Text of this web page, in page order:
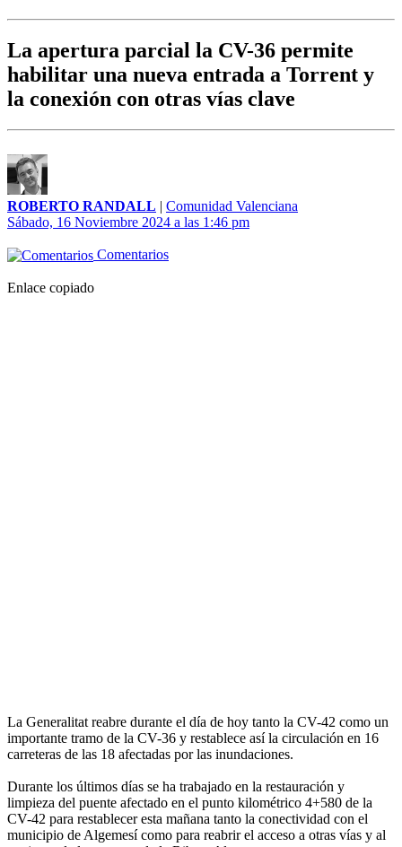
La apertura parcial la CV-36 permite
habilitar una nueva entrada a Torrent y
la conexión con otras vías clave
ROBERTO RANDALL | Comunidad Valenciana
Sábado, 16 Noviembre 2024 a las 1:46 pm
Comentarios
Enlace copiado
La Generalitat reabre durante el día de hoy tanto la CV-42 como un
importante tramo de la CV-36 y restablece así la circulación en 16
carreteras de las 18 afectadas por las inundaciones.
Durante los últimos días se ha trabajado en la restauración y
limpieza del puente afectado en el punto kilométrico 4+580 de la
CV-42 para restablecer esta mañana tanto la conectividad con el
municipio de Algemesí como para reabrir el acceso a otras vías y al